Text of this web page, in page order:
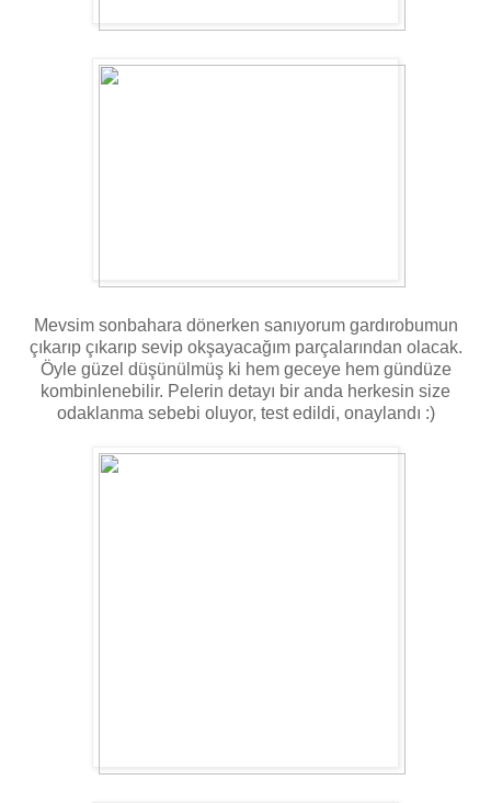
Mevsim sonbahara dönerken sanıyorum gardırobumun
çıkarıp çıkarıp sevip okşayacağım parçalarından olacak.
Öyle güzel düşünülmüş ki hem geceye hem gündüze
kombinlenebilir. Pelerin detayı bir anda herkesin size
odaklanma sebebi oluyor, test edildi, onaylandı :)